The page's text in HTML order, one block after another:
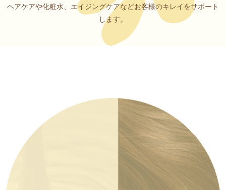
ヘアケアや化粧水、エイジングケアなどお客様のキレイをサポート
します。